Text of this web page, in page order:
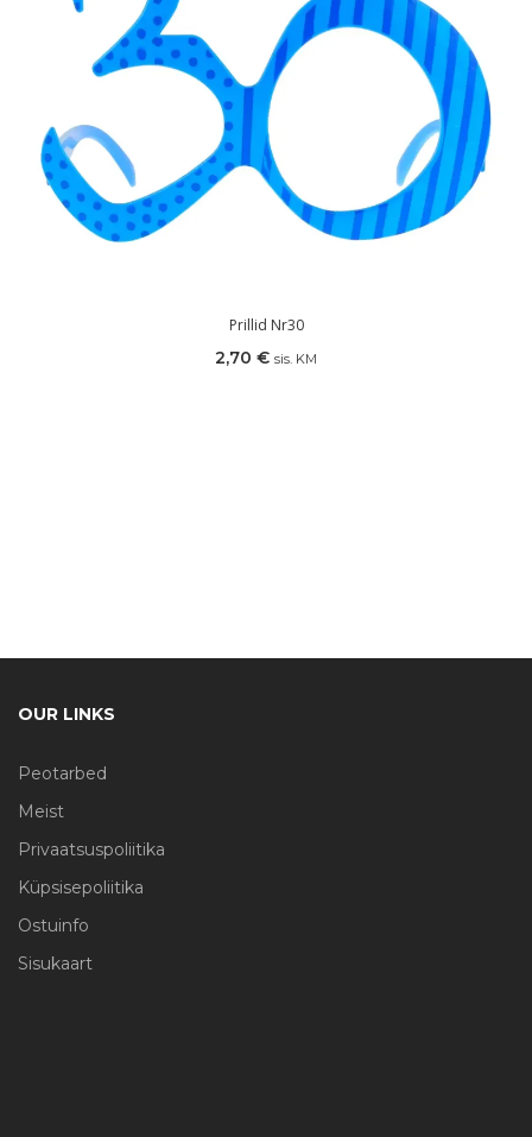
Prillid Nr30
2,70 € sis. KM
OUR LINKS
Peotarbed
Meist
Privaatsuspoliitika
Küpsisepoliitika
Ostuinfo
Sisukaart